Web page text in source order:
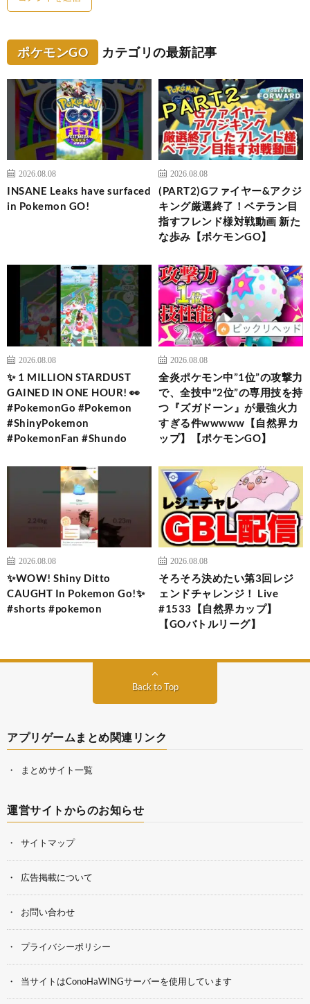
ポケモンGO カテゴリの最新記事
2026.08.08
INSANE Leaks have surfaced
in Pokemon GO!
2026.08.08
(PART2)Gファイヤー&アクジ
キング厳選終了！ベテラン目
指すフレンド様対戦動画 新た
な歩み【ポケモンGO】
2026.08.08
✨ 1 MILLION STARDUST
GAINED IN ONE HOUR! 👀
#PokemonGo #Pokemon
#ShinyPokemon
#PokemonFan #Shundo
2026.08.08
全炎ポケモン中”1位”の攻撃力
で、全技中”2位”の専用技を持
つ『ズガドーン』が最強火力
すぎる件wwwww【自然界カ
ップ】【ポケモンGO】
2026.08.08
✨WOW! Shiny Ditto
CAUGHT In Pokemon Go!✨
#shorts #pokemon
2026.08.08
そろそろ決めたい第3回レジ
ェンドチャレンジ！ Live
#1533【自然界カップ】
【GOバトルリーグ】
Back to Top
アプリゲームまとめ関連リンク
まとめサイト一覧
運営サイトからのお知らせ
サイトマップ
広告掲載について
お問い合わせ
プライバシーポリシー
当サイトはConoHaWINGサーバーを使用しています